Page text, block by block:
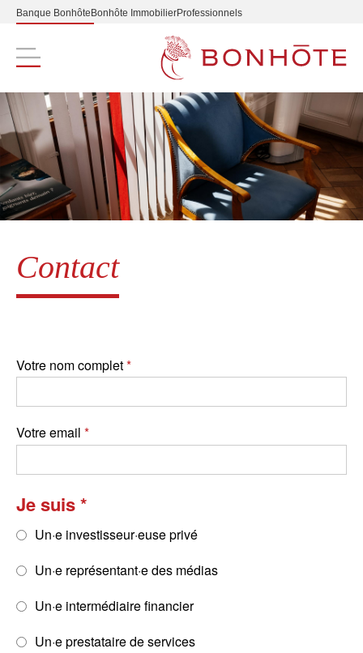
Banque Bonhôte Bonhôte ImmobilierProfessionnels
Navigation principale
Contact
Votre nom complet
Votre email
Je suis
Un·e investisseur·euse privé
Un·e représentant·e des médias
Un·e intermédiaire financier
Un·e prestataire de services